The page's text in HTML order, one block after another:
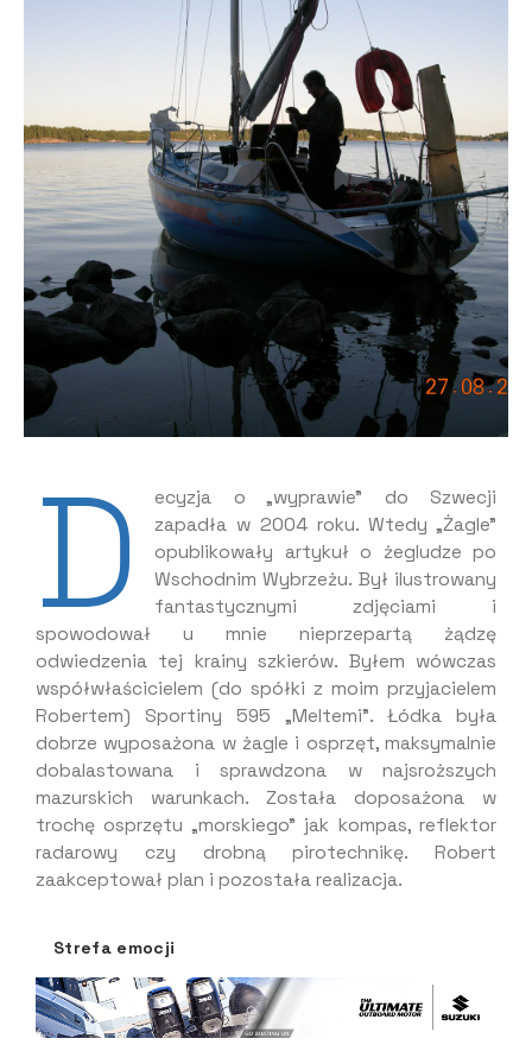
D
ecyzja o „wyprawie” do Szwecji
zapadła w 2004 roku. Wtedy „Żagle”
opublikowały artykuł o żegludze po
Wschodnim Wybrzeżu. Był ilustrowany
fantastycznymi zdjęciami i
spowodował u mnie nieprzepartą żądzę
odwiedzenia tej krainy szkierów. Byłem wówczas
współwłaścicielem (do spółki z moim przyjacielem
Robertem) Sportiny 595 „Meltemi”. Łódka była
dobrze wyposażona w żagle i osprzęt, maksymalnie
dobalastowana i sprawdzona w najsroższych
mazurskich warunkach. Została doposażona w
trochę osprzętu „morskiego” jak kompas, reflektor
radarowy czy drobną pirotechnikę. Robert
zaakceptował plan i pozostała realizacja.
Strefa emocji